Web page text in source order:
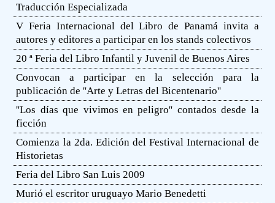
Traducción Especializada
V Feria Internacional del Libro de Panamá invita a
autores y editores a participar en los stands colectivos
20 ª Feria del Libro Infantil y Juvenil de Buenos Aires
Convocan a participar en la selección para la
publicación de ''Arte y Letras del Bicentenario''
''Los días que vivimos en peligro'' contados desde la
ficción
Comienza la 2da. Edición del Festival Internacional de
Historietas
Feria del Libro San Luis 2009
Murió el escritor uruguayo Mario Benedetti